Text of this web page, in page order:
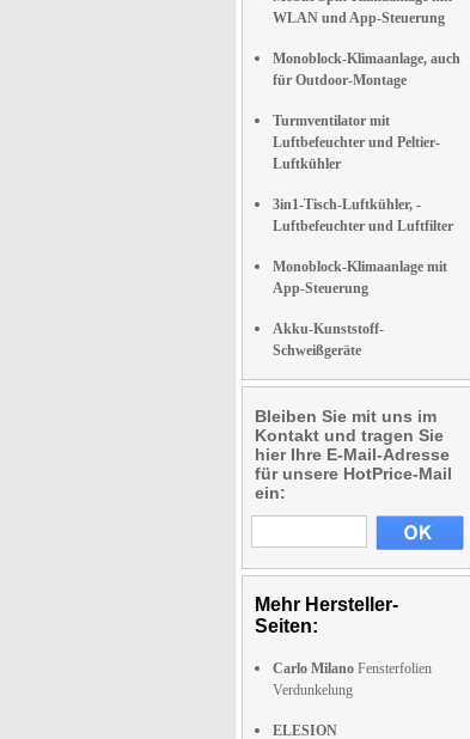
WLAN und App-Steuerung
Monoblock-Klimaanlage, auch
für Outdoor-Montage
Turmventilator mit
Luftbefeuchter und Peltier-
Luftkühler
3in1-Tisch-Luftkühler, -
Luftbefeuchter und Luftfilter
Monoblock-Klimaanlage mit
App-Steuerung
Akku-Kunststoff-
Schweißgeräte
Bleiben Sie mit uns im
Kontakt und tragen Sie
hier Ihre E-Mail-Adresse
für unsere HotPrice-Mail
ein:
Mehr Hersteller-
Seiten:
Carlo Milano Fensterfolien
Verdunkelung
ELESION